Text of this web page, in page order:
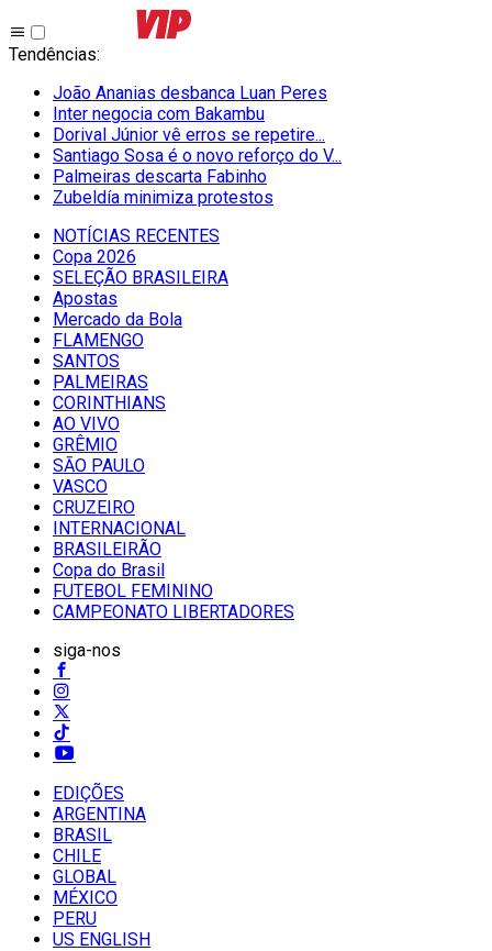
Tendências:
João Ananias desbanca Luan Peres
Inter negocia com Bakambu
Dorival Júnior vê erros se repetire...
Santiago Sosa é o novo reforço do V...
Palmeiras descarta Fabinho
Zubeldía minimiza protestos
NOTÍCIAS RECENTES
Copa 2026
SELEÇÃO BRASILEIRA
Apostas
Mercado da Bola
FLAMENGO
SANTOS
PALMEIRAS
CORINTHIANS
AO VIVO
GRÊMIO
SĀO PAULO
VASCO
CRUZEIRO
INTERNACIONAL
BRASILEIRÃO
Copa do Brasil
FUTEBOL FEMININO
CAMPEONATO LIBERTADORES
siga-nos
EDIÇÕES
ARGENTINA
BRASIL
CHILE
GLOBAL
MÉXICO
PERU
US ENGLISH